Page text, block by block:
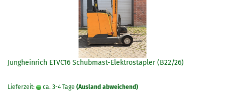
Jungheinrich ETVC16 Schubmast-Elektrostapler (B22/26)
Lieferzeit: ca. 3-4 Tage (Ausland abweichend)